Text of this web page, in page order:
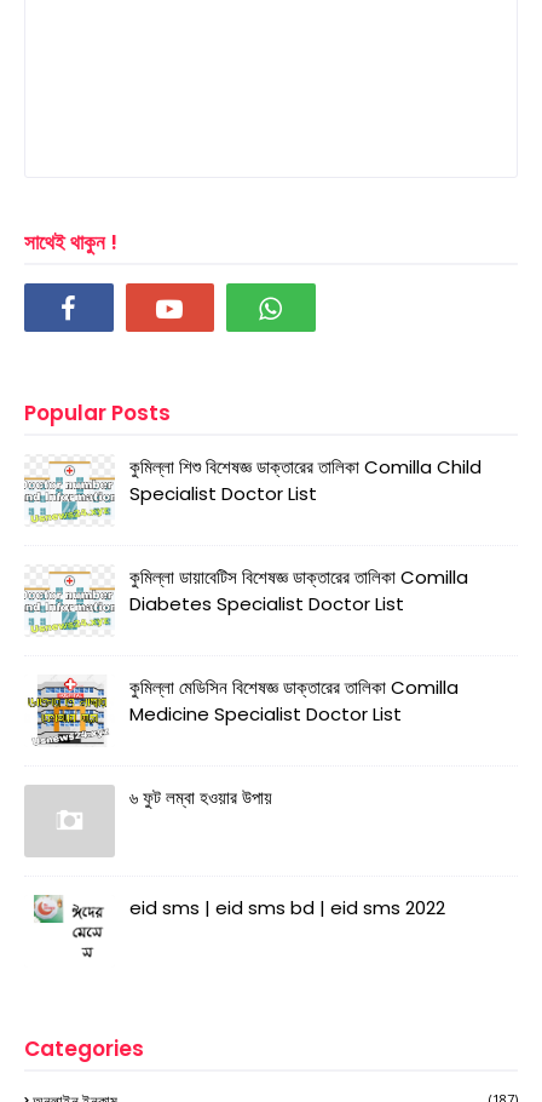
সাথেই থাকুন !
Popular Posts
কুমিল্লা শিশু বিশেষজ্ঞ ডাক্তারের তালিকা Comilla Child
Specialist Doctor List
কুমিল্লা ডায়াবেটিস বিশেষজ্ঞ ডাক্তারের তালিকা Comilla
Diabetes Specialist Doctor List
কুমিল্লা মেডিসিন বিশেষজ্ঞ ডাক্তারের তালিকা Comilla
Medicine Specialist Doctor List
৬ ফুট লম্বা হওয়ার উপায়
eid sms | eid sms bd | eid sms 2022
Categories